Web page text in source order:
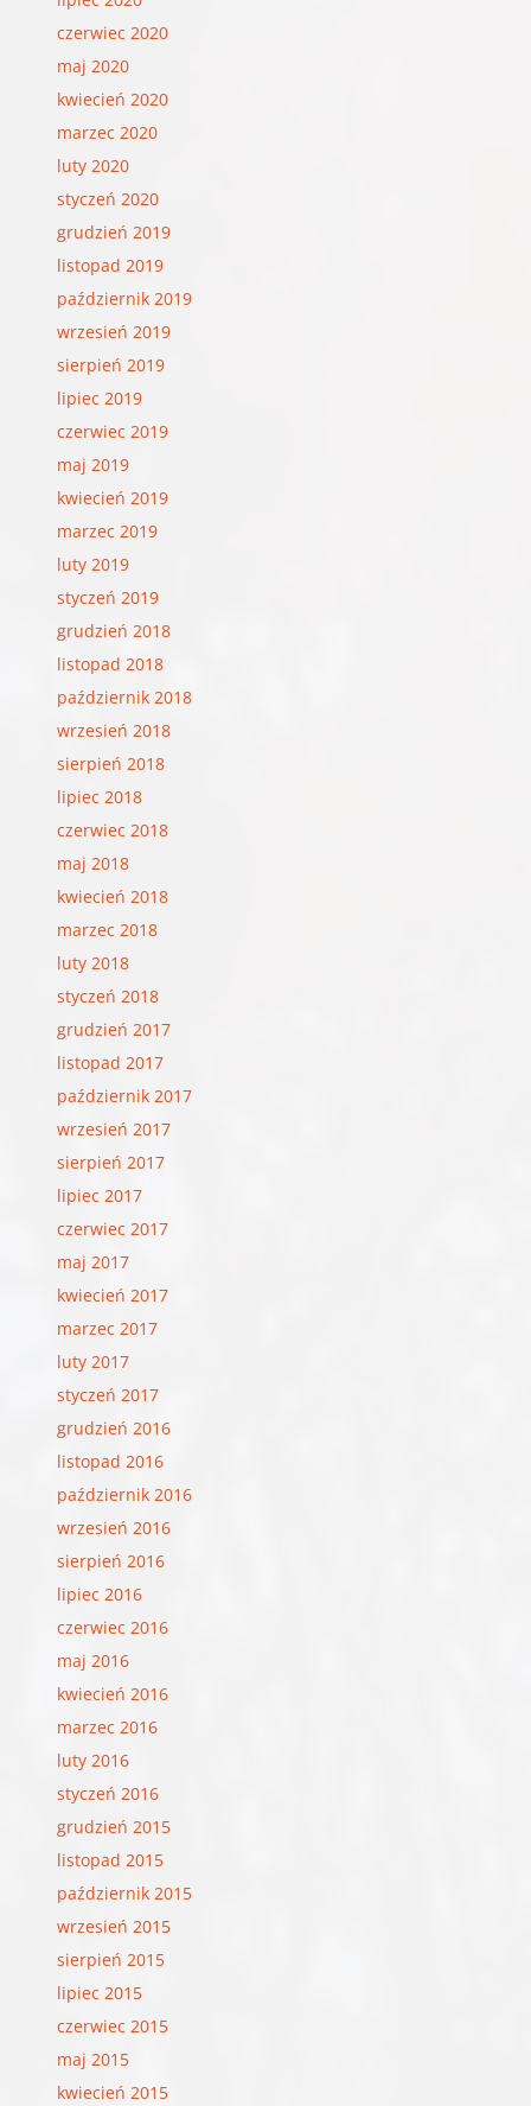
czerwiec 2020
maj 2020
kwiecień 2020
marzec 2020
luty 2020
styczeń 2020
grudzień 2019
listopad 2019
październik 2019
wrzesień 2019
sierpień 2019
lipiec 2019
czerwiec 2019
maj 2019
kwiecień 2019
marzec 2019
luty 2019
styczeń 2019
grudzień 2018
listopad 2018
październik 2018
wrzesień 2018
sierpień 2018
lipiec 2018
czerwiec 2018
maj 2018
kwiecień 2018
marzec 2018
luty 2018
styczeń 2018
grudzień 2017
listopad 2017
październik 2017
wrzesień 2017
sierpień 2017
lipiec 2017
czerwiec 2017
maj 2017
kwiecień 2017
marzec 2017
luty 2017
styczeń 2017
grudzień 2016
listopad 2016
październik 2016
wrzesień 2016
sierpień 2016
lipiec 2016
czerwiec 2016
maj 2016
kwiecień 2016
marzec 2016
luty 2016
styczeń 2016
grudzień 2015
listopad 2015
październik 2015
wrzesień 2015
sierpień 2015
lipiec 2015
czerwiec 2015
maj 2015
kwiecień 2015